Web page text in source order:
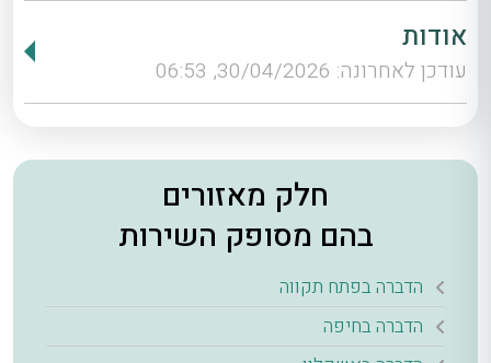
אודות
עודכן לאחרונה: 30/04/2026, 06:53
חלק מאזורים
בהם מסופק השירות
הדברה בפתח תקווה
הדברה בחיפה